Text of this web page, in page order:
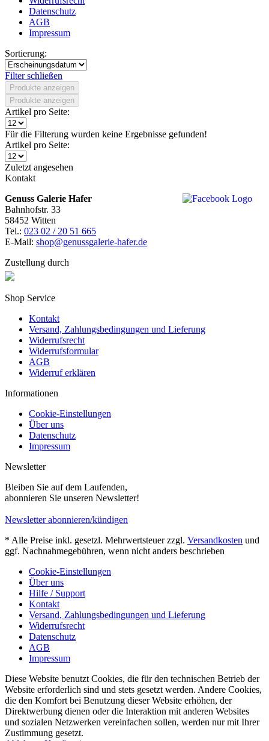
Datenschutz
AGB
Impressum
Sortierung:
Filter schließen
Produkte anzeigen
Produkte anzeigen
Artikel pro Seite:
Für die Filterung wurden keine Ergebnisse gefunden!
Artikel pro Seite:
Zuletzt angesehen
Kontakt
Genuss Galerie Hafer
Bahnhofstr. 33
58452 Witten
Tel.: 023 02 / 20 51 665
E-Mail: shop@genussgalerie-hafer.de
Zustellung durch
Shop Service
Kontakt
Versand, Zahlungsbedingungen und Lieferung
Widerrufsrecht
Widerrufsformular
AGB
Widerruf erklären
Informationen
Cookie-Einstellungen
Über uns
Datenschutz
Impressum
Newsletter
Bleiben Sie auf dem Laufenden,
abonnieren Sie unseren Newsletter!
Newsletter abonnieren/kündigen
* Alle Preise inkl. gesetzl. Mehrwertsteuer zzgl. Versandkosten und
ggf. Nachnahmegebühren, wenn nicht anders beschrieben
Cookie-Einstellungen
Über uns
Hilfe / Support
Kontakt
Versand, Zahlungsbedingungen und Lieferung
Widerrufsrecht
Datenschutz
AGB
Impressum
Diese Website benutzt Cookies, die für den technischen Betrieb der
Website erforderlich sind und stets gesetzt werden. Andere Cookies,
die den Komfort bei Benutzung dieser Website erhöhen, der
Direktwerbung dienen oder die Interaktion mit anderen Websites
und sozialen Netzwerken vereinfachen sollen, werden nur mit Ihrer
Zustimmung gesetzt.